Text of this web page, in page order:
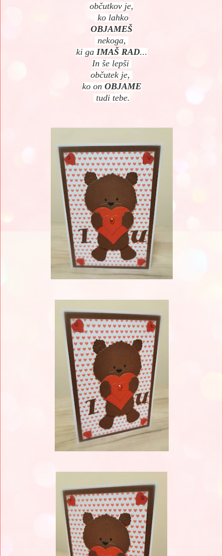
občutkov je,
ko lahko
OBJAMEŠ
nekoga,
ki gaIMAŠ RAD...
In še lepši
občutek je,
ko on OBJAME
tudi tebe.